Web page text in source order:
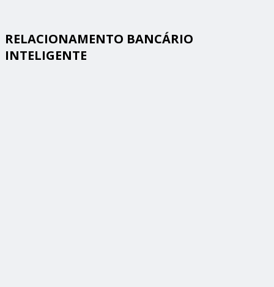
RELACIONAMENTO BANCÁRIO
INTELIGENTE